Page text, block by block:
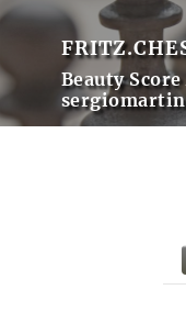
Beauty